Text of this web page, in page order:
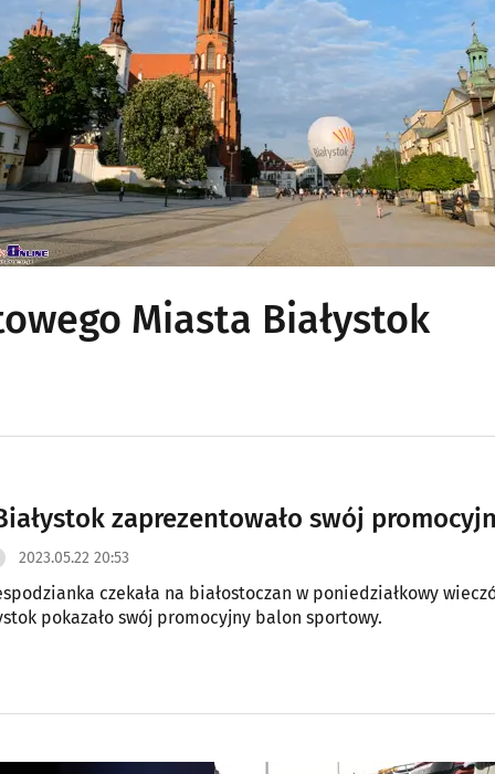
Miasta Białystok
zaprezentowało swój
2023.05.22 20:53
czekała na białostoczan w poniedziałkowy
pokazało swój promocyjny balon sportowy.